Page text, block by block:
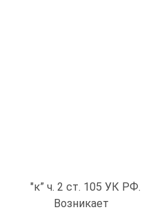
"к” ч. 2 ст. 105 УК РФ.
Возникает